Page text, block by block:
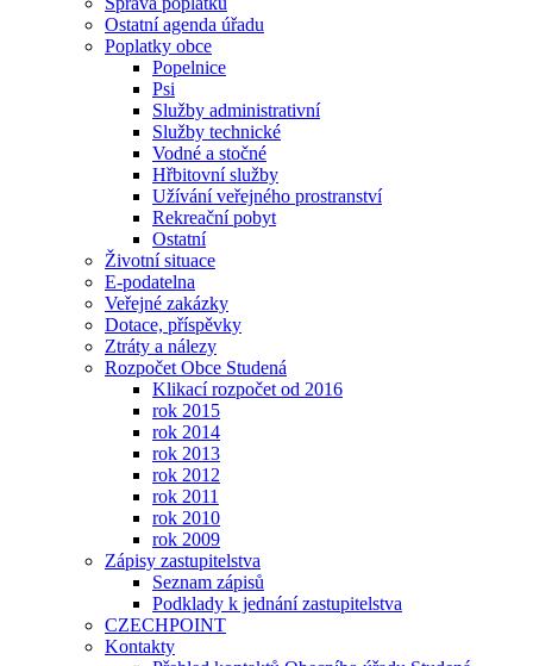
Ostatní agenda úřadu
Poplatky obce
Popelnice
Psi
Služby administrativní
Služby technické
Vodné a stočné
Hřbitovní služby
Užívání veřejného prostranství
Rekreační pobyt
Ostatní
Životní situace
E-podatelna
Veřejné zakázky
Dotace, příspěvky
Ztráty a nálezy
Rozpočet Obce Studená
Klikací rozpočet od 2016
rok 2015
rok 2014
rok 2013
rok 2012
rok 2011
rok 2010
rok 2009
Zápisy zastupitelstva
Seznam zápisů
Podklady k jednání zastupitelstva
CZECHPOINT
Kontakty